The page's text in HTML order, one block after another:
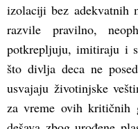
izolaciji bez adekvatnih
razvile pravilno,
potkrepljuju, imitiraju i
što divlja deca ne
usvajaju životinjske
za vreme ovih kritičnih